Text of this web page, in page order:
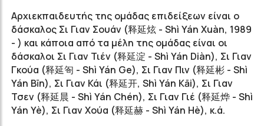
Αρχιεκπαιδευτής της ομάδας επιδείξεων είναι ο
δάσκαλος Σι Γιαν Σουάν (释延炫 - Shì Yán Xuàn, 1989
- ) και κάποια από τα μέλη της ομάδας είναι οι
δάσκαλοι Σι Γιαν Τιέν (释延淀 - Shì Yán Diàn), Σι Γιαν
Γκούα (释延匌 - Shì Yán Ge), Σι Γιαν Πιν (释延彬 - Shì
Yán Βīn), Σι Γιαν Κάι (释延开, Shì Yán Κāi), Σι Γιαν
Τσεν (释延晨 - Shì Yán Chén), Σι Γιαν Γιέ (释延烨 - Shì
Yán Yè), Σι Γιαν Χούα (释延赫 - Shì Yán Hè), κ.ά.